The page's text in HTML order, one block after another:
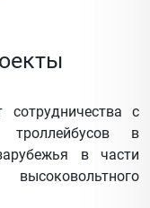
с
троллейбусов в
в части